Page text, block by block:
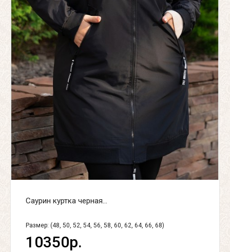
Саурин куртка черная...
Размер: (48, 50, 52, 54, 56, 58, 60, 62, 64, 66, 68)
10350р.